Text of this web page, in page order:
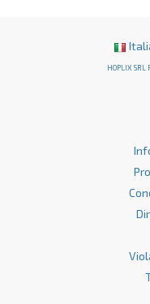
HOPLIX SRL